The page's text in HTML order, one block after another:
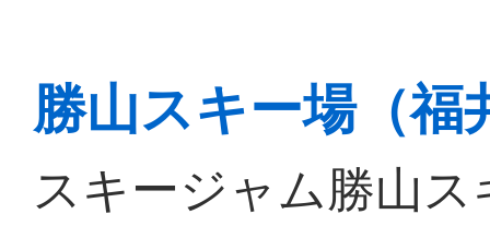
勝山スキー場（福
スキージャム勝山